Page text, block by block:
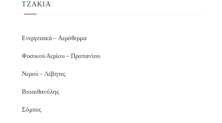
ΤΖΑΚΙΑ
Ενεργειακά – Αερόθερμα
Φυσικού Αερίου – Προπανίου
Νερού – Λέβητες
Βιοαιθανόλης
Σόμπες